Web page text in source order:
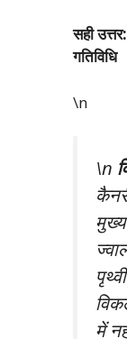
सही
गतिविधि
\n
\n
में